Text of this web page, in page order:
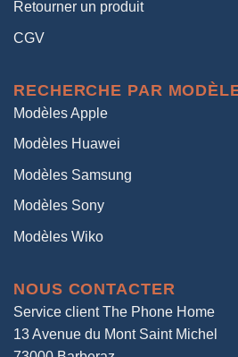
Retourner un produit
CGV
RECHERCHE PAR
Modèles Apple
Modèles Huawei
Modèles Samsung
Modèles Sony
Modèles Wiko
NOUS CONTACTER
Service client The Phone Home
13 Avenue du Mont Saint Michel